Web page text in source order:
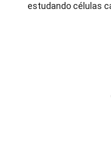
estudando células